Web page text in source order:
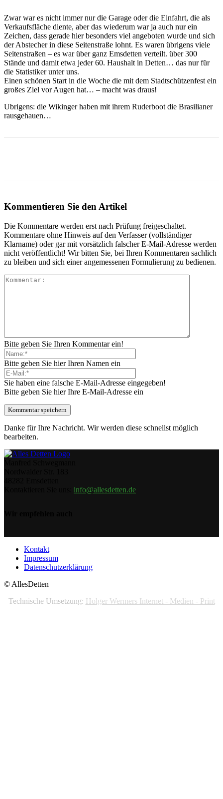
Zwar war es nicht immer nur die Garage oder die Einfahrt, die als
Verkaufsfläche diente, aber das wiederum war ja auch nur ein
Zeichen, dass gerade hier besonders viel angeboten wurde und sich
der Abstecher in diese Seitenstraße lohnt. Es waren übrigens viele
Seitenstraßen – es war über ganz Emsdetten verteilt. über 300
Stände und damit etwa jeder 60. Haushalt in Detten… das nur für
die Statistiker unter uns.
Einen schönen Start in die Woche die mit dem Stadtschützenfest ein
großes Ziel vor Augen hat… – macht was draus!
Ubrigens: die Wikinger haben mit ihrem Ruderboot die Brasilianer
rausgehauen…
Kommentieren Sie den Artikel
Die Kommentare werden erst nach Prüfung freigeschaltet.
Kommentare ohne Hinweis auf den Verfasser (vollständiger
Klarname) oder gar mit vorsätzlich falscher E-Mail-Adresse werden
nicht veröffentlicht! Wir bitten Sie, bei Ihren Kommentaren sachlich
zu bleiben und sich einer angemessenen Formulierung zu bedienen.
Bitte geben Sie Ihren Kommentar ein!
Bitte geben Sie hier Ihren Namen ein
Sie haben eine falsche E-Mail-Adresse eingegeben!
Bitte geben Sie hier Ihre E-Mail-Adresse ein
Danke für Ihre Nachricht. Wir werden diese schnellst möglich
bearbeiten.
info@allesdetten.de
Kontakt
Impressum
Datenschutzerklärung
© AllesDetten
Technische Umsetzung: Holger Wermers Internet - Medien - Print